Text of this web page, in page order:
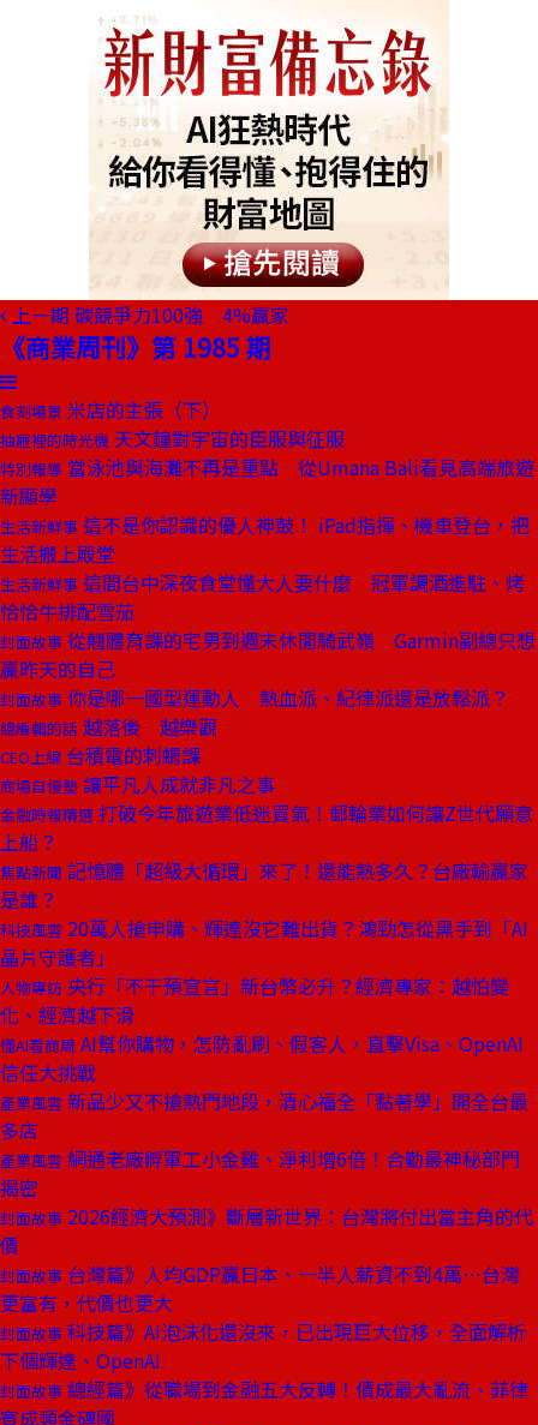
上一期 碳競爭力100強 4%贏家
《商業周刊》第 1985 期
食刻場景 米店的主張（下）
抽屜裡的時光機 天文鐘對宇宙的臣服與征服
特別報導 當泳池與海灘不再是重點 從Umana Bali看見高端旅遊
新顯學
生活新鮮事 這不是你認識的優人神鼓！ iPad指揮、機車登台，把
生活搬上殿堂
生活新鮮事 這間台中深夜食堂懂大人要什麼 冠軍調酒進駐、烤
恰恰牛排配雪茄
封面故事 從翹體育課的宅男到週末休閒騎武嶺 Garmin副總只想
贏昨天的自己
封面故事 你是哪一國型運動人 熱血派、紀律派還是放鬆派？
總編輯的話 越落後 越樂觀
CEO上線 台積電的刺蝟課
商場自慢塾 讓平凡人成就非凡之事
金融時報精選 打破今年旅遊業低迷買氣！郵輪業如何讓Z世代願意
上船？
焦點新聞 記憶體「超級大循環」來了！還能熱多久？台廠輸贏家
是誰？
科技風雲 20萬人搶申購、輝達沒它難出貨？鴻勁怎從黑手到「AI
晶片守護者」
人物專訪 央行「不干預宣言」新台幣必升？經濟專家：越怕變
化、經濟越下滑
懂AI看商周 AI幫你購物，怎防亂刷、假客人，直擊Visa、OpenAI
信任大挑戰
產業風雲 新品少又不搶熱門地段，清心福全「黏著學」開全台最
多店
產業風雲 網通老廠孵軍工小金雞、淨利增6倍！合勤最神秘部門
揭密
封面故事 2026經濟大預測》斷層新世界：台灣將付出當主角的代
價
封面故事 台灣篇》人均GDP贏日本、一半人薪資不到4萬⋯台灣
更富有，代價也更大
封面故事 科技篇》AI泡沫化還沒來，已出現巨大位移，全面解析
下個輝達、OpenAI
封面故事 總經篇》從職場到金融五大反轉！債成最大亂流、菲律
賓成類金磚國